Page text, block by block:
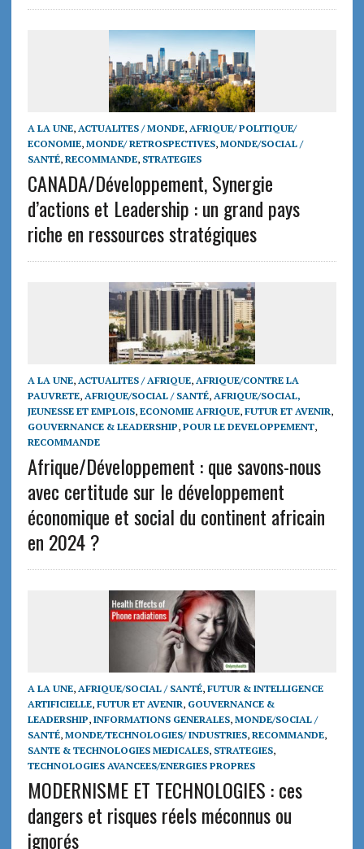
A LA UNE, ACTUALITES / MONDE, AFRIQUE/ POLITIQUE/
ECONOMIE, MONDE/ RETROSPECTIVES, MONDE/SOCIAL /
SANTÉ, RECOMMANDE, STRATEGIES
CANADA/Développement, Synergie
d’actions et Leadership : un grand pays
riche en ressources stratégiques
A LA UNE, ACTUALITES / AFRIQUE, AFRIQUE/CONTRE LA
PAUVRETE, AFRIQUE/SOCIAL / SANTÉ, AFRIQUE/SOCIAL,
JEUNESSE ET EMPLOIS, ECONOMIE AFRIQUE, FUTUR ET AVENIR,
GOUVERNANCE & LEADERSHIP, POUR LE DEVELOPPEMENT,
RECOMMANDE
Afrique/Développement : que savons-nous
avec certitude sur le développement
économique et social du continent africain
en 2024 ?
A LA UNE, AFRIQUE/SOCIAL / SANTÉ, FUTUR & INTELLIGENCE
ARTIFICIELLE, FUTUR ET AVENIR, GOUVERNANCE &
LEADERSHIP, INFORMATIONS GENERALES, MONDE/SOCIAL /
SANTÉ, MONDE/TECHNOLOGIES/ INDUSTRIES, RECOMMANDE,
SANTE & TECHNOLOGIES MEDICALES, STRATEGIES,
TECHNOLOGIES AVANCEES/ENERGIES PROPRES
MODERNISME ET TECHNOLOGIES : ces
dangers et risques réels méconnus ou
ignorés